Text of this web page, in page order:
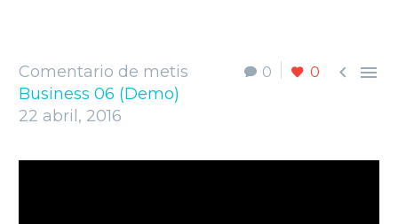
0 0  
Comentario de metis
Business 06 (Demo)
22 abril, 2016